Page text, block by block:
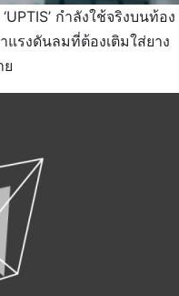
กำลังใช้จริงบนท้อง
รงดันลมที่ต้องเติมใส่ยาง